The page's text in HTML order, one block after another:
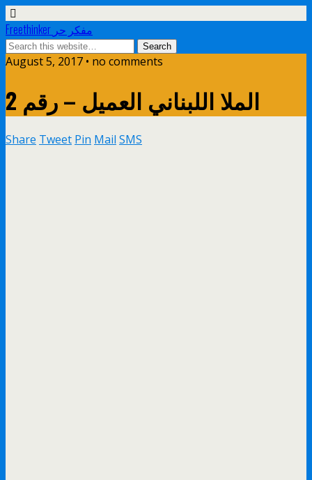
Freethinker مفكر حر
August 5, 2017 • no comments
الملا اللبناني العميل – رقم 2
Share Tweet Pin Mail SMS